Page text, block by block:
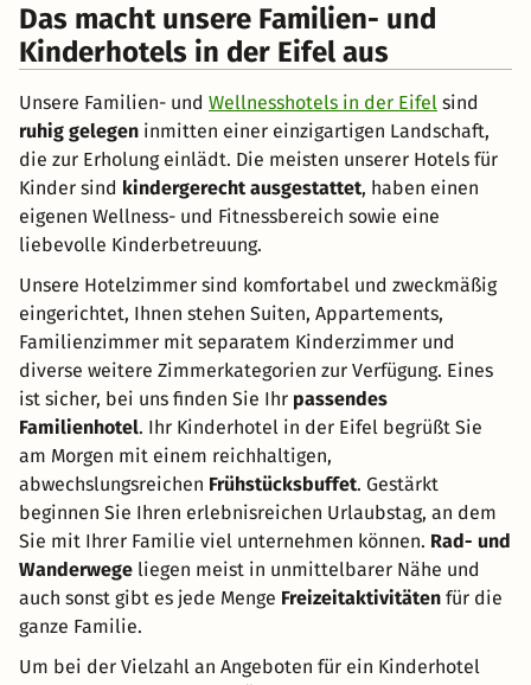
Das macht unsere Familien- und
Kinderhotels in der Eifel aus
Unsere Familien- und Wellnesshotels in der Eifel sind
ruhig gelegen inmitten einer einzigartigen Landschaft,
die zur Erholung einlädt. Die meisten unserer Hotels für
Kinder sind kindergerecht ausgestattet, haben einen
eigenen Wellness- und Fitnessbereich sowie eine
liebevolle Kinderbetreuung.
Unsere Hotelzimmer sind komfortabel und zweckmäßig
eingerichtet, Ihnen stehen Suiten, Appartements,
Familienzimmer mit separatem Kinderzimmer und
diverse weitere Zimmerkategorien zur Verfügung. Eines
ist sicher, bei uns finden Sie Ihr passendes
Familienhotel. Ihr Kinderhotel in der Eifel begrüßt Sie
am Morgen mit einem reichhaltigen,
abwechslungsreichen Frühstücksbuffet. Gestärkt
beginnen Sie Ihren erlebnisreichen Urlaubstag, an dem
Sie mit Ihrer Familie viel unternehmen können. Rad- und
Wanderwege liegen meist in unmittelbarer Nähe und
auch sonst gibt es jede Menge Freizeitaktivitäten für die
ganze Familie.
Um bei der Vielzahl an Angeboten für ein Kinderhotel